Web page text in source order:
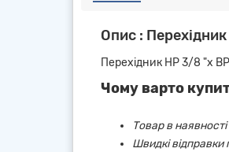
Опис :
Перехідник НР 3/8 "х
Чому варто
Товар в
Швидкі